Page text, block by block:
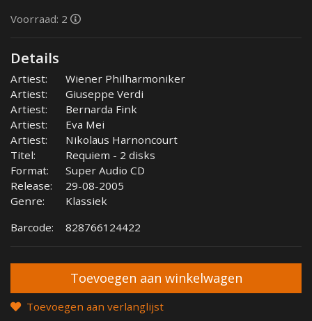
Voorraad: 2
Details
Artiest:
Wiener Philharmoniker
Artiest:
Giuseppe Verdi
Artiest:
Bernarda Fink
Artiest:
Eva Mei
Artiest:
Nikolaus Harnoncourt
Titel:
Requiem - 2 disks
Format:
Super Audio CD
Release:
29-08-2005
Genre:
Klassiek
Barcode:
828766124422
Toevoegen aan verlanglijst